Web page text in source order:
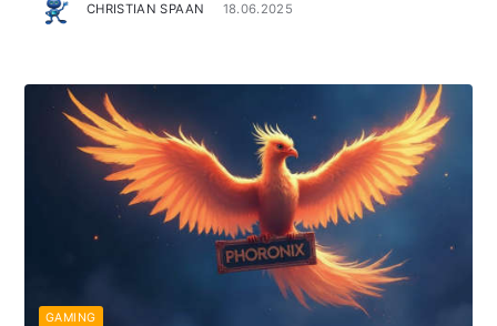
CHRISTIAN SPAAN 18.06.2025
GAMING